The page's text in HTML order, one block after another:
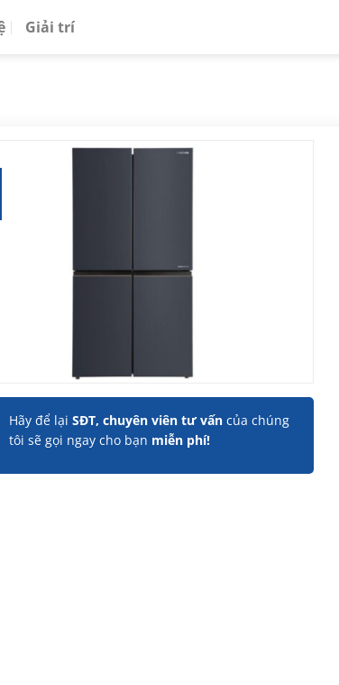
Giải trí
Hãy để lại SĐT, chuyên viên tư vấn của chúng
tôi sẽ gọi ngay cho bạn miễn phí!